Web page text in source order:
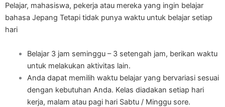
Pelajar, mahasiswa, pekerja atau mereka yang ingin belajar
bahasa Jepang Tetapi tidak punya waktu untuk belajar setiap
hari
Belajar 3 jam seminggu – 3 setengah jam, berikan waktu
untuk melakukan aktivitas lain.
Anda dapat memilih waktu belajar yang bervariasi sesuai
dengan kebutuhan Anda. Kelas diadakan setiap hari
kerja, malam atau pagi hari Sabtu / Minggu sore.